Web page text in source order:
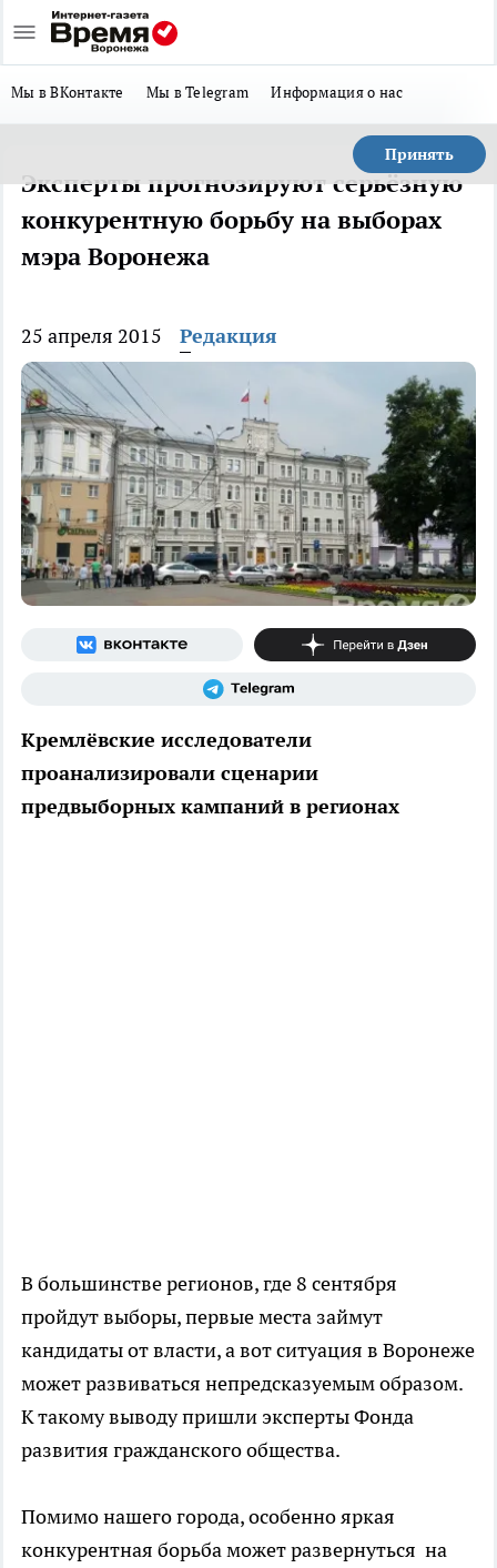
Мы в ВКонтакте Мы в Telegram Информация о нас
Принять
Эксперты прогнозируют серьёзную
конкурентную борьбу на выборах
мэра Воронежа
25 апреля 2015 Редакция
Кремлёвские исследователи
проанализировали сценарии
предвыборных кампаний в регионах
В большинстве регионов, где 8 сентября
пройдут выборы, первые места займут
кандидаты от власти, а вот ситуация в Воронеже
может развиваться непредсказуемым образом.
К такому выводу пришли эксперты Фонда
развития гражданского общества.
Помимо нашего города, особенно яркая
конкурентная борьба может развернуться на